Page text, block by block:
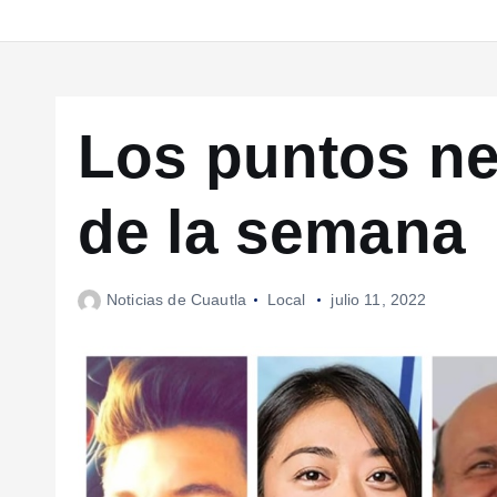
Los puntos
de la semana
Noticias de Cuautla Local julio 11, 2022